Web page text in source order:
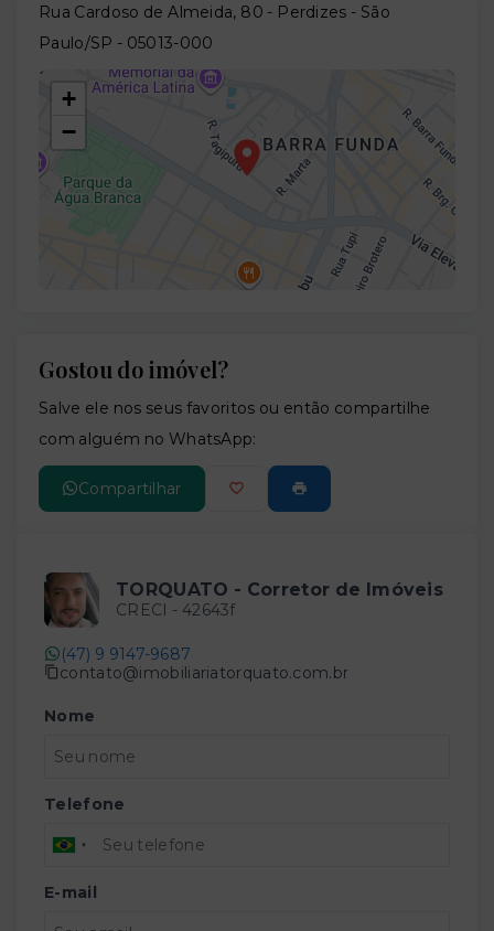
Rua Cardoso de Almeida, 80 - Perdizes - São
Paulo/SP - 05013-000
+
−
Gostou do imóvel?
Salve ele nos seus favoritos ou então compartilhe
com alguém no WhatsApp:
Compartilhar
TORQUATO - Corretor de Imóveis
CRECI - 42643f
(47) 9 9147-9687
contato@imobiliariatorquato.com.br
Nome
Telefone
E-mail